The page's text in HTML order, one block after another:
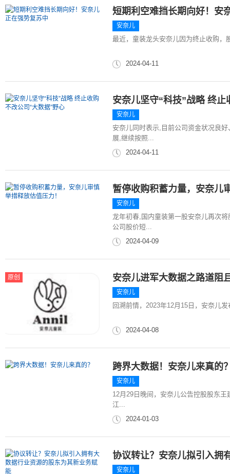
短期利空难挡长期向好！安
安奈儿
最近，童装龙头安奈儿因为终止收购，
2024-04-11
安奈儿坚守“科技”战略 终
安奈儿
安奈儿同时表示,目前公司资金状况良
展,继续按照...
2024-04-11
暂停收购积蓄力量，安奈儿
安奈儿
龙年初春,国内童装第一股安奈儿再次
公司股价短...
2024-04-09
原创 安奈儿进军大数据之路道阻
安奈儿
回溯前情，2023年12月15日，安奈儿
2024-04-08
跨界大数据！安奈儿来真的
安奈儿
12月29日晚间，安奈儿公告控股股东
江...
2024-01-03
协议转让？安奈儿拟引入拥
安奈儿